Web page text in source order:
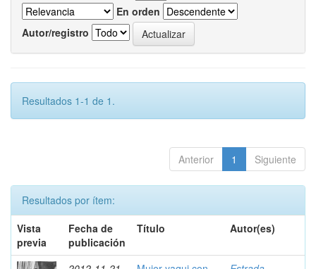
En orden
Autor/registro
Resultados 1-1 de 1.
Anterior 1 Siguiente
Resultados por ítem:
Vista
previa
Fecha de
publicación
Título Autor(es)